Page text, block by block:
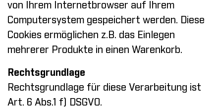
von Ihrem Internetbrowser auf Ihrem
Computersystem gespeichert werden. Diese
Cookies ermöglichen z.B. das Einlegen
mehrerer Produkte in einen Warenkorb.
Rechtsgrundlage
Rechtsgrundlage für diese Verarbeitung ist
Art. 6 Abs.1 f) DSGVO.